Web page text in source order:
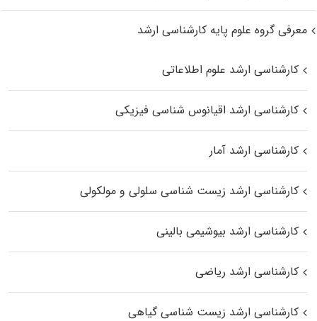
معرفی گروه علوم پایه کارشناسی ارشد
کارشناسی ارشد علوم اطلاعاتی
کارشناسی ارشد اقیانوس‌ شناسی فیزیکی
کارشناسی ارشد آمار
کارشناسی ارشد زیست شناسی سلولی و مولکولی
کارشناسی ارشد بیوشیمی بالینی
کارشناسی ارشد ریاضی
کارشناسی ارشد زیست‌ شناسی گیاهی